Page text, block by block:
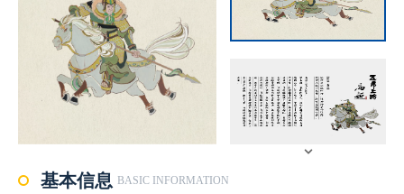
基本信息 BASIC INFORMATION